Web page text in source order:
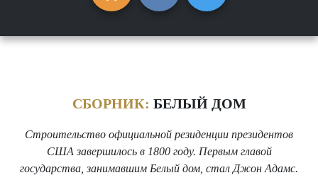
СБОРНИК: БЕЛЫЙ ДОМ
Строительство официальной резиденции президентов
США завершилось в 1800 году. Первым главой
государства, занимавшим Белый дом, стал Джон Адамс.